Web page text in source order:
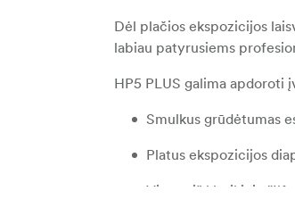
Dėl plačios ekspozicijos
labiau patyrusiems
HP5 PLUS galima apdoroti
Smulkus grūdėtumas
Platus ekspozicijos
Vienas iš klasikinių